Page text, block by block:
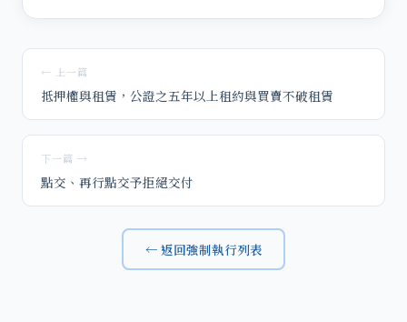
← 上一篇
抵押權與租賃，公證之五年以上租約與買賣不破租賃
下一篇 →
點交、再行點交予拒絕交付
← 返回強制執行列表